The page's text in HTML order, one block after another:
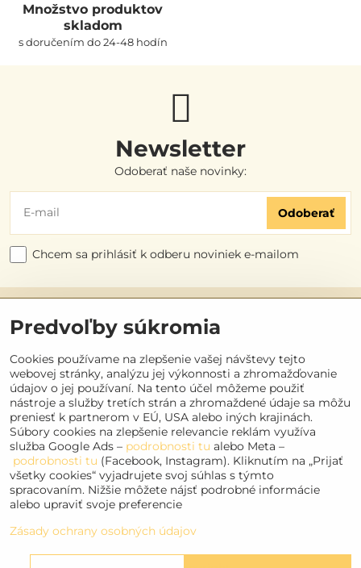
Množstvo produktov
skladom
s doručením do 24-48 hodín
Newsletter
Odoberať naše novinky:
Odoberať
Chcem sa prihlásiť k odberu noviniek e-mailom
Užitočné odkazy
Objednávky
Kontakt
Sociálne siete
Facebook
Instagram
Youtube
Predvoľby súkromia
Cookies používame na zlepšenie vašej návštevy tejto
webovej stránky, analýzu jej výkonnosti a zhromažďovanie
údajov o jej používaní. Na tento účel môžeme použiť
nástroje a služby tretích strán a zhromaždené údaje sa môžu
preniesť k partnerom v EÚ, USA alebo iných krajinách.
Súbory cookies na zlepšenie relevancie reklám využíva
služba Google Ads – podrobnosti tu alebo Meta –
podrobnosti tu (Facebook, Instagram). Kliknutím na „Prijať
všetky cookies“ vyjadrujete svoj súhlas s týmto
spracovaním. Nižšie môžete nájsť podrobné informácie
alebo upraviť svoje preferencie
Zásady ochrany osobných údajov